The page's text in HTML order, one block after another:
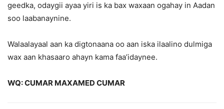
geedka, odaygii ayaa yiri is ka bax waxaan ogahay in Aadan
soo laabanaynine.
Walaalayaal aan ka digtonaana oo aan iska ilaalino dulmiga
wax aan khasaaro ahayn kama faa’idaynee.
WQ: CUMAR MAXAMED CUMAR